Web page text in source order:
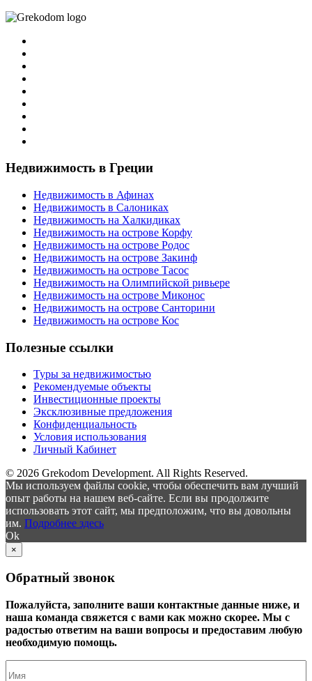
Недвижимость в Греции
Недвижимость в Афинах
Недвижимость в Салониках
Недвижимость на Халкидиках
Недвижимость на острове Корфу
Недвижимость на острове Родос
Недвижимость на острове Закинф
Недвижимость на острове Тасос
Недвижимость на Олимпийской ривьере
Недвижимость на острове Миконос
Недвижимость на острове Санторини
Недвижимость на острове Кос
Полезные ссылки
Туры за недвижимостью
Рекомендуемые объекты
Инвестиционные проекты
Эксклюзивные предложения
Конфиденциальность
Условия использования
Личный Кабинет
© 2026 Grekodom Development. All Rights Reserved.
Мы используем файлы cookie, чтобы обеспечить вам лучший
опыт работы на нашем веб-сайте. Если вы продолжите
использовать этот сайт, мы предположим, что вы довольны
им. Подробнее здесь
Ok
×
Обратный звонок
Пожалуйста, заполните ваши контактные данные ниже, и
наша команда свяжется с вами как можно скорее. Мы с
радостью ответим на ваши вопросы и предоставим любую
необходимую помощь.